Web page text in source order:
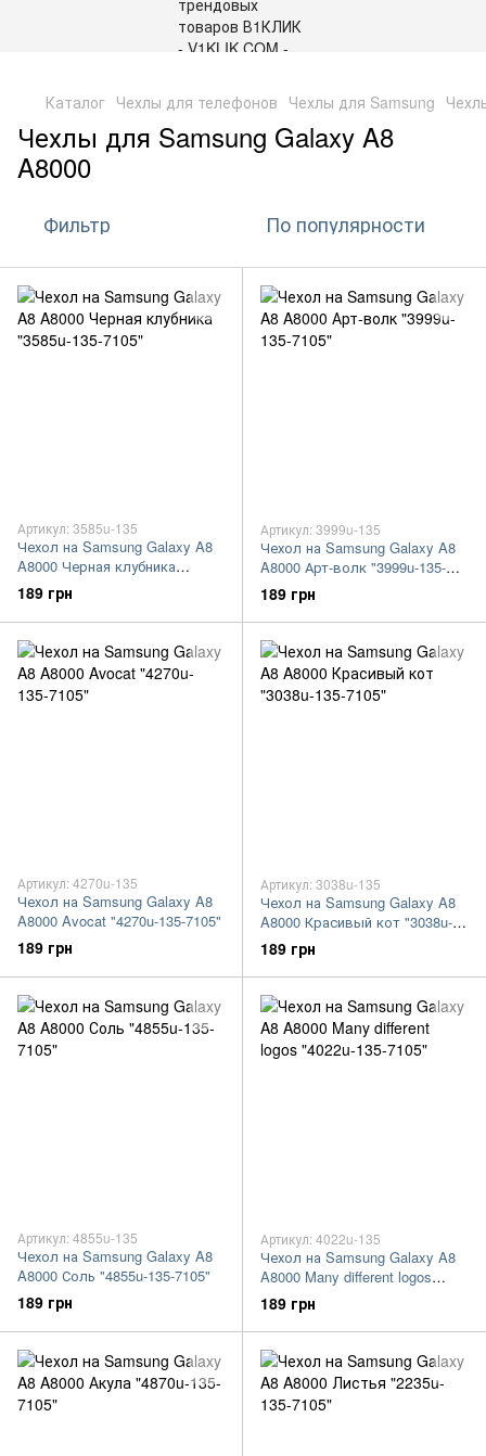
Каталог Чехлы для телефонов Чехлы для Samsung
Чехлы для Samsung Galaxy A8
A8000
Фильтр По популярности
Артикул: 3585u-135
Чехол на Samsung Galaxy A8
A8000 Черная клубника
"3585u-135-7105"
189 грн
Артикул: 3999u-135
Чехол на Samsung Galaxy A8
A8000 Арт-волк "3999u-135-
7105"
189 грн
Артикул: 4270u-135
Чехол на Samsung Galaxy A8
A8000 Avocat "4270u-135-7105"
189 грн
Артикул: 3038u-135
Чехол на Samsung Galaxy A8
A8000 Красивый кот "3038u-
135-7105"
189 грн
Артикул: 4855u-135
Чехол на Samsung Galaxy A8
A8000 Соль "4855u-135-7105"
189 грн
Артикул: 4022u-135
Чехол на Samsung Galaxy A8
A8000 Many different logos
"4022u-135-7105"
189 грн